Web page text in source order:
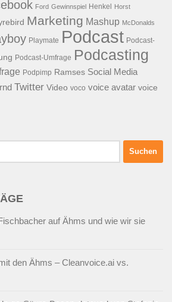
Ford Gewinnspiel Henkel Horst
Marketing Mashup McDonalds
Playmate Podcast Podcast-
Podcast-Umfrage Podcasting
Podpimp Ramses Social Media
Twitter Video voco voice avatar voice
auf Ähms und wie wir sie
den Ähms – Cleanvoice.ai vs.